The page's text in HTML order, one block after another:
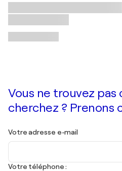
Vous ne trouvez pas
cherchez ? Prenons
Votre adresse e-mail
Votre téléphone :